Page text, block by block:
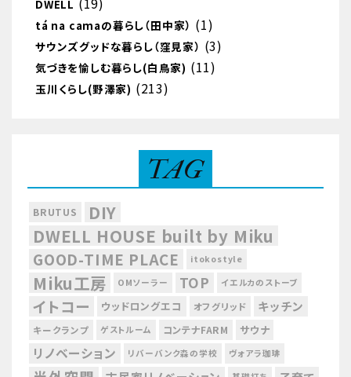
DWELL
tá na camaの暮らし（田中家） (1)
サウンズグッドな暮らし（窪見家） (3)
気づきを愉しむ暮らし(白鳥家) (11)
玉川くらし(野澤家) (213)
TAG
BRUTUS
DIY
DWELL HOUSE built by Miku
GOOD-TIME PLACE itokostyle
Miku工房 OMソーラー TOP イエルカのストーブ
イトコー ウッドロングエコ オフグリッド キッチン
キークランプ ゲストルーム コンテナFARM サウナ
リノベーション リバーバンク森の学校 ヴォアラ珈琲